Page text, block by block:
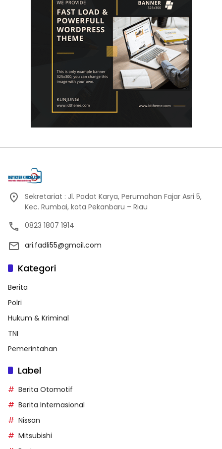
Sekretariat : Jl. Padat Karya, Perumahan Fajar Asri 5,
Kec. Rumbai, kota Pekanbaru – Riau
0823 1807 1914
ari.fadli55@gmail.com
Kategori
Berita
Polri
Hukum & Kriminal
TNI
Pemerintahan
Label
Berita Otomotif
Berita Internasional
Nissan
Mitsubishi